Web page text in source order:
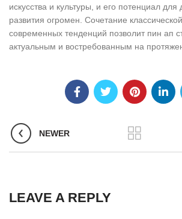
искусства и культуры, и его потенциал для
развития огромен. Сочетание
современных тенденций позволит пин ап
актуальным и востребованным на
NEWER
LEAVE A REPLY